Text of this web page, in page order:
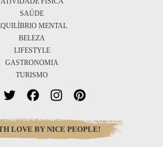
SAÚDE
MENTAL
BELEZA
LIFESTYLE
GASTRONOMIA
TURISMO
TwitterFacebookInstagram
LOVE BY NICE PEOPLE!